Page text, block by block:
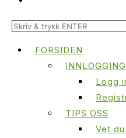
FORSIDEN
INNLOGGING
Logg
TIPS OSS
Vet